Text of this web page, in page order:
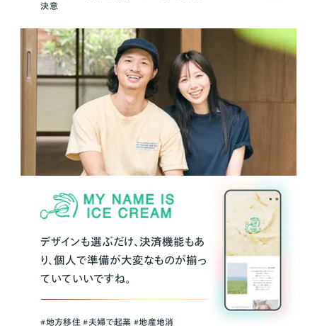
決意
デザインも選ぶだけ、決済機能もあ
り、個人で準備が大変なものが揃っ
ていていいですね。
#地方移住 #夫婦で起業 #地産地消